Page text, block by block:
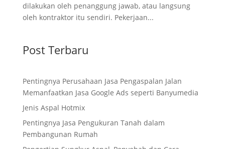
dilakukan oleh penanggung jawab, atau langsung
oleh kontraktor itu sendiri. Pekerjaan...
Post Terbaru
Pentingnya Perusahaan Jasa Pengaspalan Jalan
Memanfaatkan Jasa Google Ads seperti Banyumedia
Jenis Aspal Hotmix
Pentingnya Jasa Pengukuran Tanah dalam
Pembangunan Rumah